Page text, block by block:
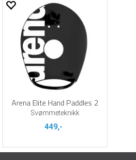
Arena Elite Hand Paddles 2
Svømmeteknikk
449,-